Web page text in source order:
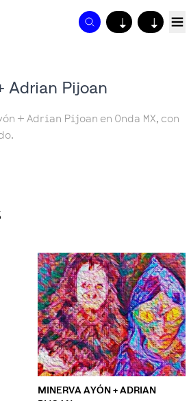
↓ ↓
Adrian Pijoan
+ Adrian Pijoan en Onda MX, con
MINERVA AYÓN + ADRIAN